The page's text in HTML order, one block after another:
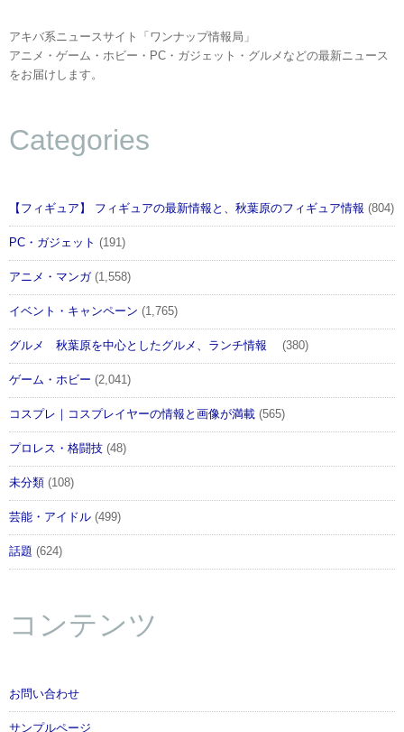
アキバ系ニュースサイト「ワンナップ情報局」
アニメ・ゲーム・ホビー・PC・ガジェット・グルメなどの最新ニュース
をお届けします。
Categories
【フィギュア】 フィギュアの最新情報と、秋葉原のフィギュア情報 (804)
PC・ガジェット (191)
アニメ・マンガ(1,558)
イベント・キャンペーン (1,765)
グルメ 秋葉原を中心としたグルメ、ランチ情報 (380)
ゲーム・ホビー (2,041)
コスプレ｜コスプレイヤーの情報と画像が満載 (565)
プロレス・格闘技 (48)
未分類 (108)
芸能・アイドル (499)
話題 (624)
コンテンツ
お問い合わせ
サンプルページ